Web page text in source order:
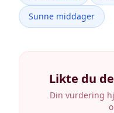
Sunne middager
Likte du
Din vurdering